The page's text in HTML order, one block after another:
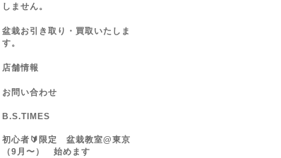
しません。
盆栽お引き取り・買取いたしま
す。
店舗情報
お問い合わせ
B.S.TIMES
初心者🔰限定 盆栽教室@東京
（9月〜） 始めます